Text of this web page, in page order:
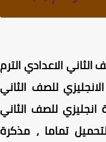
الاعدادي الترم
للصف الثاني
للصف الثاني
مجانية للتحميل تماما ، مذكرة